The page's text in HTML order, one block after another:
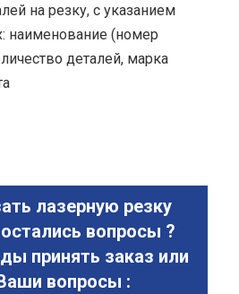
на резку, с указанием
наименование (номер
деталей, марка
лазерную резку
вопросы ?
принять заказ или
вопросы :